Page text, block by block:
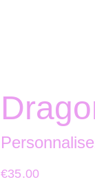
€35.00